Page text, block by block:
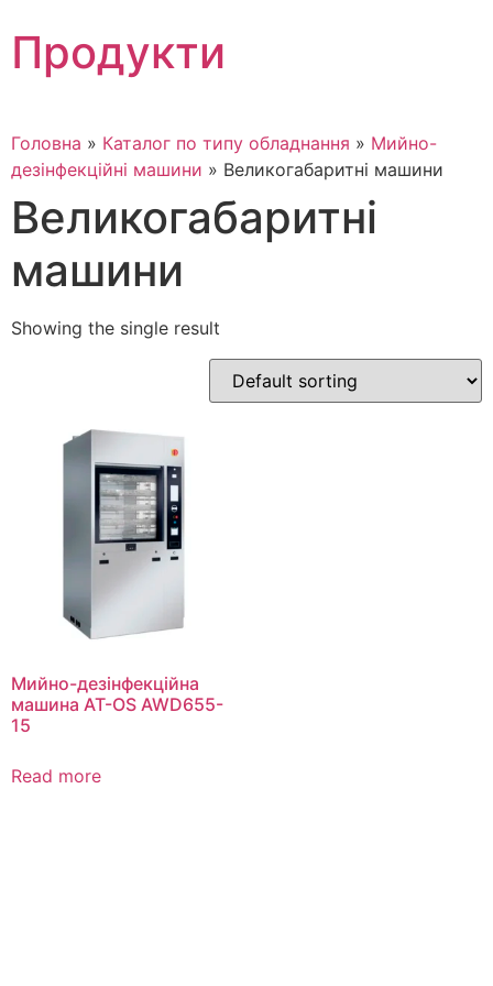
to
content
Продукти
Головна » Каталог по типу обладнання » Мийно-
дезінфекційні машини » Великогабаритні машини
Великогабаритні
машини
Showing the single result
Мийно-дезінфекційна
машина AT-OS AWD655-
15
Read more